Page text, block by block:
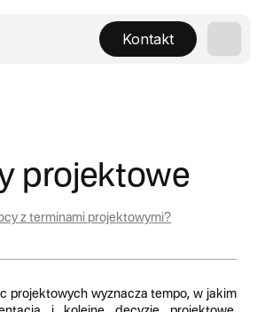
Kontakt
projektowe
z terminami projektowymi?
projektowych wyznacza tempo, w jakim